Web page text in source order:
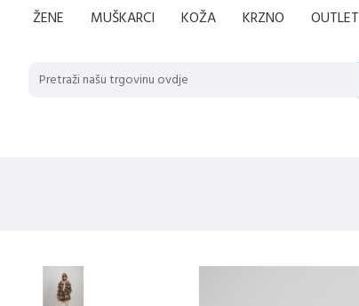
ŽENE MUŠKARCI KOŽA KRZNO OUTLET